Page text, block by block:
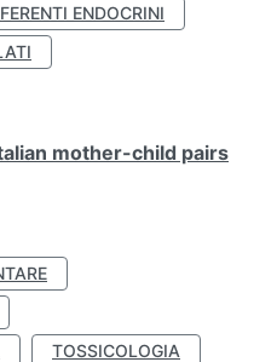
ENDOCRINI
mother-child pairs
TOSSICOLOGIA